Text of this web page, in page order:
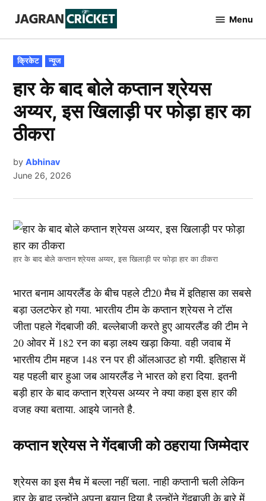
content
Cricket
Menu
POSTED
IN
क्रिकेट न्यूज
हार के बाद बोले कप्तान श्रेयस
अय्यर, इस खिलाड़ी पर फोड़ा हार का
ठीकरा
by Abhinav
June 26, 2026
हार के बाद बोले कप्तान श्रेयस अय्यर, इस खिलाड़ी पर फोड़ा हार का ठीकरा
भारत बनाम आयरलैंड के बीच पहले टी20 मैच में इतिहास का सबसे
बड़ा उलटफेर हो गया. भारतीय टीम के कप्तान श्रेयस ने टॉस
जीता पहले गेंदबाजी की. बल्लेबाजी करते हुए आयरलैंड की टीम ने
20 ओवर में 182 रन का बड़ा लक्ष्य खड़ा किया. वही जवाब में
भारतीय टीम महज 148 रन पर ही ऑलआउट हो गयी. इतिहास में
यह पहली बार हुआ जब आयरलैंड ने भारत को हरा दिया. इतनी
बड़ी हार के बाद कप्तान श्रेयस अय्यर ने क्या कहा इस हार की
वजह क्या बताया. आइये जानते है.
कप्तान श्रेयस ने गेंदबाजी को ठहराया जिम्मेदार
श्रेयस का इस मैच में बल्ला नहीं चला. नाही कप्तानी चली लेकिन
हार के बाद उन्होंने अपना बयान दिया है उन्होंने गेंदबाजी के बारे में